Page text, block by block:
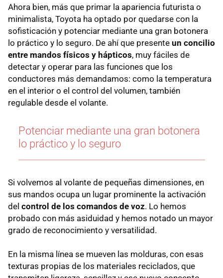
Ahora bien, más que primar la apariencia futurista o
minimalista, Toyota ha optado por quedarse con la
sofisticación y potenciar mediante una gran botonera
lo práctico y lo seguro. De ahí que presente un concilio
entre mandos físicos y hápticos, muy fáciles de
detectar y operar para las funciones que los
conductores más demandamos: como la temperatura
en el interior o el control del volumen, también
regulable desde el volante.
Potenciar mediante una gran botonera
lo práctico y lo seguro
Si volvemos al volante de pequeñas dimensiones, en
sus mandos ocupa un lugar prominente la activación
del control de los comandos de voz. Lo hemos
probado con más asiduidad y hemos notado un mayor
grado de reconocimiento y versatilidad.
En la misma línea se mueven las molduras, con esas
texturas propias de los materiales reciclados, que